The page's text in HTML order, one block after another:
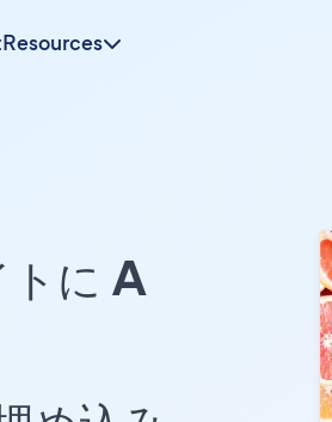
Resources
に A